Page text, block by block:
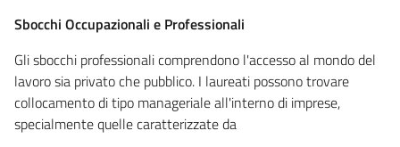
Sbocchi Occupazionali e Professionali
Gli sbocchi professionali comprendono l'accesso al mondo del
lavoro sia privato che pubblico. I laureati possono trovare
collocamento di tipo manageriale all'interno di imprese,
specialmente quelle caratterizzate da